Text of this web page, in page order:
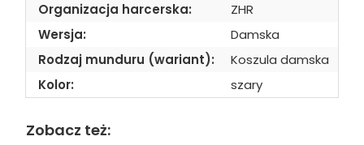
Organizacja harcerska:
ZHR
Wersja:
Damska
Rodzaj munduru (wariant):
Koszula damska
Kolor:
szary
Zobacz też: